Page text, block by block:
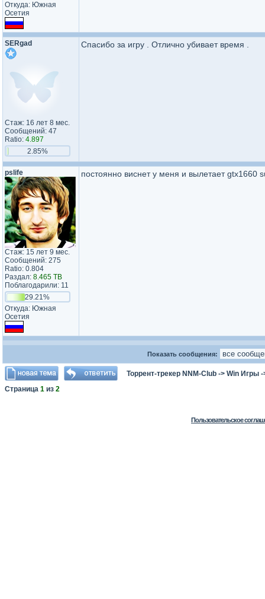
Откуда: Южная
Осетия
SERgad
Стаж: 16 лет 8 мес.
Сообщений: 47
Ratio: 4.897
2.85%
Спасибо за игру . Отлично убивает время .
pslife
Стаж: 15 лет 9 мес.
Сообщений: 275
Ratio: 0.804
Раздал: 8.465 TB
Поблагодарили: 11
29.21%
Откуда: Южная
Осетия
постоянно виснет у меня и вылетает gtx1660
Показать сообщения:
Торрент-трекер NNM-Club -> Win Игры
Страница 1 из 2
Пользовательское